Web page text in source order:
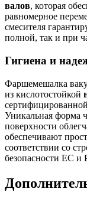
валов, которая
равномерное
смесителя
полной, так и при
Гигиена и
Фаршемешалка
из кислотостойкой
Уникальная форма
поверхности
обеспечивают
соответствии со
безопасности ЕС и